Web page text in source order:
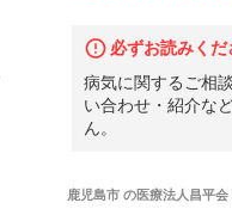
必ずお読みくだ
病気に関するご相
い合わせ・紹介な
ん。
鹿児島市の医療法人昌平